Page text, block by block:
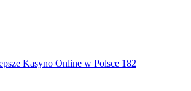
Kasyno Online w Polsce 182